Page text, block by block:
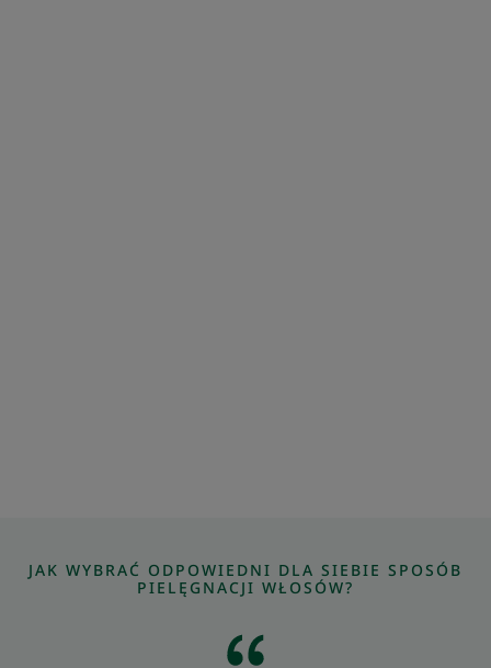
JAK WYBRAĆ ODPOWIEDNI DLA SIEBIE SPOSÓB
PIELĘGNACJI WŁOSÓW?